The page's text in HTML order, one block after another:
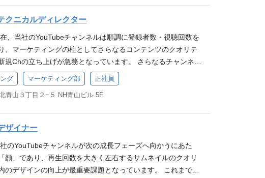
いただきます。 主な業務は、撮影現場でのカメラワークおよ
ョン、そして被写体の魅力や本質的な言葉を引き出す企画創
投稿後の動画の分析です。単に映像を記録するだけでなく、
見たいのか、何に心を動かされるのかを常に意識し、お客様
ッジを叶えるために必要な情報をお届けいただきます。 ご経
どにもチャレンジいただきます。ナレソメ予備校ならではの
生に影響を与える動画制作」のノウハウを吸収し、即戦力と
のインタビュー実施、コメント引き出し ・撮影素材の管理、
Premiere Pro等を用いた動画編集、テロップ作成、音響効果
画の企画立案、構成案作成 ・サムネイルデザイン・制作 ・Y
内との連携、企画会議への参加 ※今後は新チャンネルの立
公式YouTubeチャンネルが、常に高品質で信頼性の高いコン
し続けられるよう、共にブランドを築いていきたいと考えて
クター業務です。クリエイターへの発注や詳細な修正指示、
管理に加え、テロップの校正や景表法等のリーガルチェッ
トーンの統一を一貫して担当。視聴者へ届く直前の「最後の
動画の最終品質に責任を持つ役割です。 ・企画・撮影チーム
た映像素材をもとに、動画の構成を考え指示書にまとめる ・
ケジュールの策定と進行 ・公開前動画テロップの誤字脱字、
底的なチェックと修正 ・コンプライアンス・景品表示法等、
ないかのチェック ・チャンネルのブランドイメージに合わせ
の調整と統一 ・公開前の動画コンテンツの最終品質チェック
魅力 ・新規チャンネル立ち上げ期のため、品質基準づくりか
クニカルディレクター
、当社のYouTubeチャンネルは順調に登録者数・視聴回数を
、マーケティングの柱としてさらなるコンテンツのクオリテ
規Chの立ち上げが急務となっています。 さらなるチャンネル
ため、自社専属の撮影スタジオ・現場を支える「撮影のプロ
ル」を新たに募集いたします。 職務内容 YouTube動画におけ
りの技術オペレーション全般および周辺業務をお任せしま
め、アングル調整 ┗照明（ライティング）のセッティング・
（マイク、ミキサー）の収録・音質管理 ┗モニターやセッ
撮影現場の諸業務 動画編集・ポストプロダクション業務 ┗
の管理 ┗（スキルに応じて）簡易カット編集 動画の確認
周りの確認 制作環境のアップデート・機材管理 ┗撮影機材
グ マーケティング部 正社員
青山３丁目２−５ NH青山ビル 5F
ザイナー
のYouTubeチャンネルが次の成長フェーズへ向かうにあた
顔」であり、再生回数を大きく左右するサムネイルのクオリ
のデザインの向上が最重要課題となっています。 これまでは